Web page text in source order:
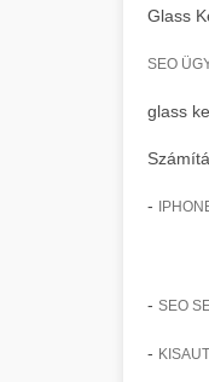
Glass
SEO
glass
-
- SEO
-